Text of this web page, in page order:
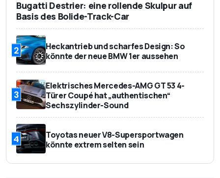
Bugatti Destrier: eine rollende Skulpur auf
Basis des Bolide-Track-Car
2
Heckantrieb und scharfes Design: So
könnte der neue BMW 1er aussehen
3
Elektrisches Mercedes-AMG GT 53 4-
Türer Coupé hat „authentischen“
Sechszylinder-Sound
4
Toyotas neuer V8-Supersportwagen
könnte extrem selten sein